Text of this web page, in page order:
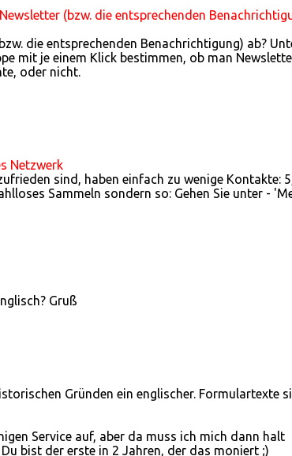
(bzw. die entsprechenden
die entsprechenden Benachrichtigung) ab?
mit je einem Klick bestimmen, ob man
oder nicht.
Netzwerk
sind, haben einfach zu wenige Kontakte:
Sammeln sondern so: Gehen Sie unter -
Gruß
Gründen ein englischer. Formulartexte
Service auf, aber da muss ich mich dann halt
bist der erste in 2 Jahren, der das moniert ;)